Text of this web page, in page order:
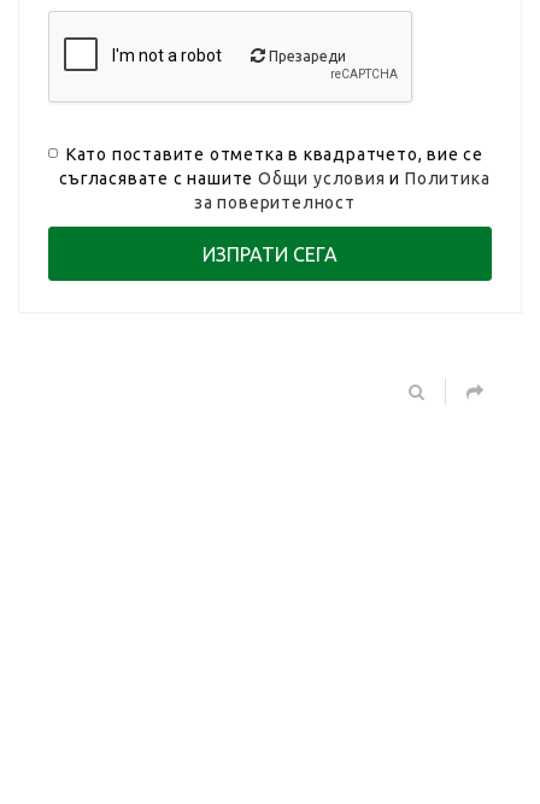
Презареди
Като поставите отметка в квадратчето, вие се
съгласявате с нашитеОбщи условия иПолитика
за поверителност